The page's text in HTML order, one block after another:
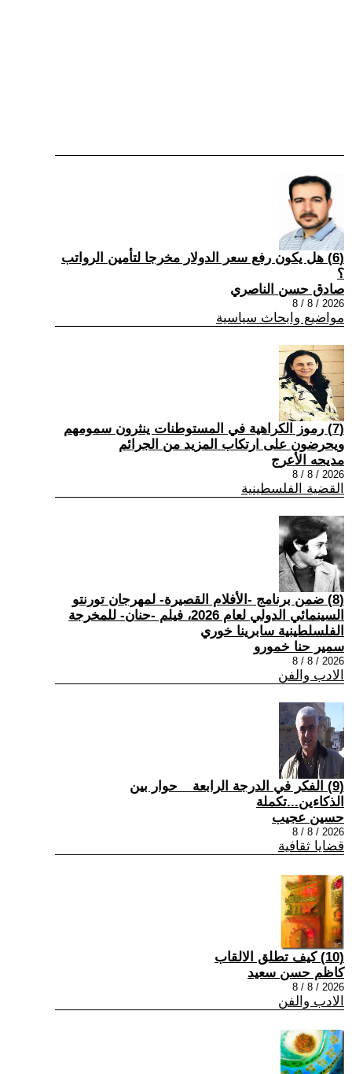
(6) هل يكون رفع سعر الدولار مخرجا لتأمين الرواتب
؟
صادق حسن الناصري
2026 / 8 / 8
مواضيع وابحاث سياسية
(7) رموز الكراهية في المستوطنات ينثرون سمومهم
ويحرضون على ارتكاب المزيد من الجرائم
مديحه الأعرج
2026 / 8 / 8
القضية الفلسطينية
(8) ضمن برنامج -الأفلام القصيرة- لمهرجان تورنتو
السينمائي الدولي لعام 2026، فيلم -حنان- للمخرجة
الفلسلطينية سابرينا خوري
سمير حنا خمورو
2026 / 8 / 8
الادب والفن
(9) الفكر في الدرجة الرابعة _ حوار بين
الذكاءين...تكملة
حسين عجيب
2026 / 8 / 8
قضايا ثقافية
(10) كيف تطلق الالقاب
كاظم حسن سعيد
2026 / 8 / 8
الادب والفن